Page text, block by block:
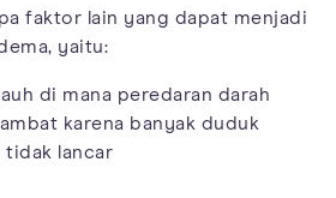
faktor lain yang dapat menjadi
yaitu:
di mana peredaran darah
karena banyak duduk
tidak lancar